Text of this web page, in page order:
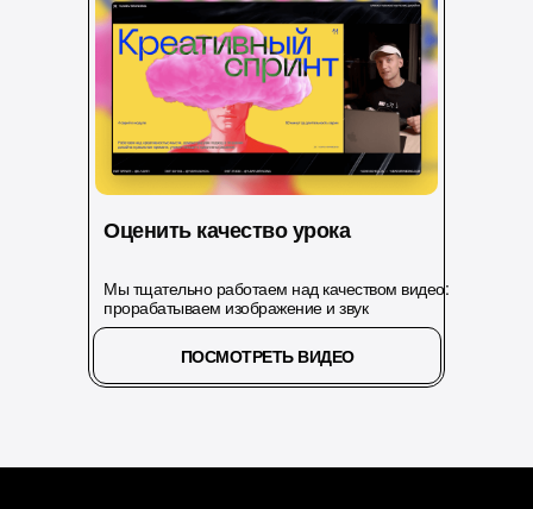
Оценить качество урока
Мы тщательно работаем над качеством видео:
прорабатываем изображение и звук
ПОСМОТРЕТЬ ВИДЕО